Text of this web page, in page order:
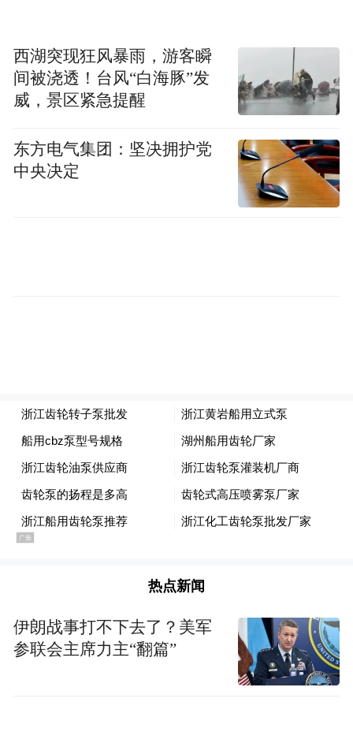
通”及12345热线平台的数据互通，可自动归
集信用、投诉、处罚等相关数据，为每一家
放心消费单位生成专属“放心消费在海南
捷开展在线维权。同时，海南规范线上操作
标准，实现“放心消费码、放心游码、一户一
码”三码合一，方便监管人员全流程线上处置
持续擦亮放心消费“金字招牌”，推动“放心消
费在海南”品牌提质增效。海口骑楼老街以6
西湖突现狂风暴雨，游客瞬
间被浇透！台风“白海豚”发
威，景区紧急提醒
东方电气集团：坚决拥护党
中央决定
热点新闻
伊朗战事打不下去了？美军
参联会主席力主“翻篇”